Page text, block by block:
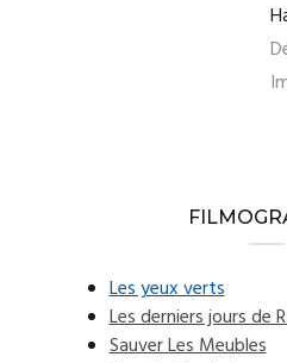
Les yeux verts
Les derniers jours de
Sauver Les Meubles